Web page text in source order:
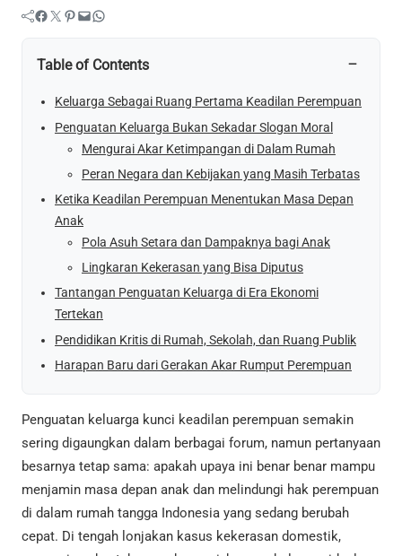
Facebook Twitter Pinterest Mail WhatsApp
Table of Contents −
Keluarga Sebagai Ruang Pertama Keadilan Perempuan
Penguatan Keluarga Bukan Sekadar Slogan Moral
Mengurai Akar Ketimpangan di Dalam Rumah
Peran Negara dan Kebijakan yang Masih Terbatas
Ketika Keadilan Perempuan Menentukan Masa Depan
Anak
Pola Asuh Setara dan Dampaknya bagi Anak
Lingkaran Kekerasan yang Bisa Diputus
Tantangan Penguatan Keluarga di Era Ekonomi
Tertekan
Pendidikan Kritis di Rumah, Sekolah, dan Ruang Publik
Harapan Baru dari Gerakan Akar Rumput Perempuan
Penguatan keluarga kunci keadilan perempuan semakin
sering digaungkan dalam berbagai forum, namun pertanyaan
besarnya tetap sama: apakah upaya ini benar benar mampu
menjamin masa depan anak dan melindungi hak perempuan
di dalam rumah tangga Indonesia yang sedang berubah
cepat. Di tengah lonjakan kasus kekerasan domestik,